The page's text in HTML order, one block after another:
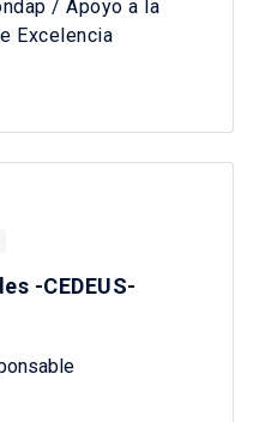
/ Apoyo a la
Excelencia
-CEDEUS-